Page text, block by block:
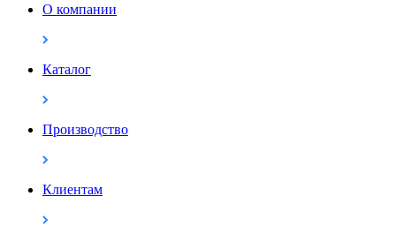
О компании
Каталог
Производство
Клиентам